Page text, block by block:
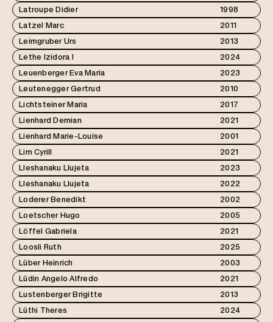
Latroupe Didier
1998
Latzel Marc
2011
Leimgruber Urs
2013
Lethe Izidora I
2024
Leuenberger Eva Maria
2023
Leutenegger Gertrud
2010
Lichtsteiner Maria
2017
Lienhard Demian
2021
Lienhard Marie-Louise
2001
Lim Cyrill
2021
Lleshanaku Llujeta
2023
Lleshanaku Llujeta
2022
Loderer Benedikt
2002
Loetscher Hugo
2005
Löffel Gabriela
2021
Loosli Ruth
2025
Lüber Heinrich
2003
Lüdin Angelo Alfredo
2021
Lustenberger Brigitte
2013
Lüthi Theres
2024